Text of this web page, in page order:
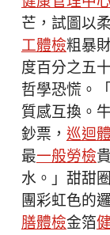
芒，試圖以
工體檢粗暴
度百分之五
哲學恐慌。
質感互換。
鈔票，巡迴
最一般勞檢
水。」甜甜
團彩虹色的
膳體檢金箔